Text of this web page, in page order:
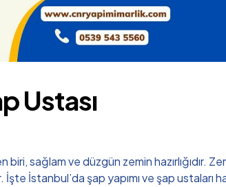
Ustası
ve düzgün zemin hazırlığıdır. Zemin
İstanbul’da şap yapımı ve şap ustaları